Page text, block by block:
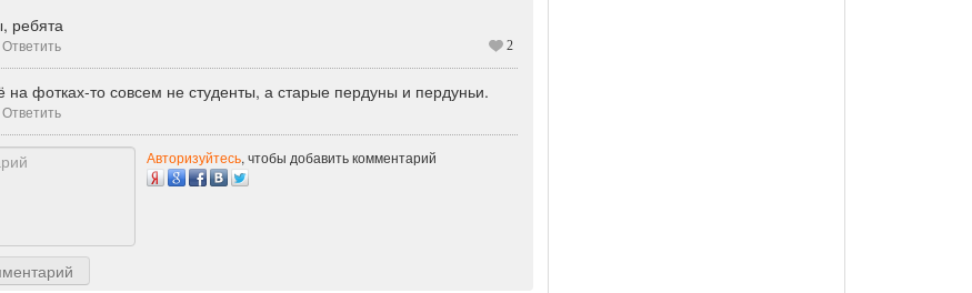
ребята
2
Ответить
на фотках-то совсем не студенты, а старые пердуны и пердуньи.
Ответить
Авторизуйтесь, чтобы добавить комментарий